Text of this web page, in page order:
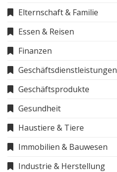
Elternschaft & Familie
Essen & Reisen
Finanzen
Geschäftsdienstleistungen
Geschäftsprodukte
Gesundheit
Haustiere & Tiere
Immobilien & Bauwesen
Industrie & Herstellung